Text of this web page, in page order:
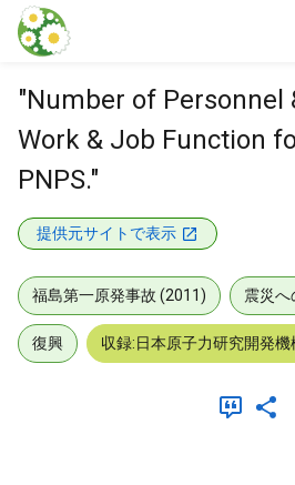
本文に飛ぶ
"Number of Personnel
Work & Job Function
PNPS."
提供元サイトで表示
福島第一原発事故 (2011) 震災へ
復興 収録:日本原子力研究開発